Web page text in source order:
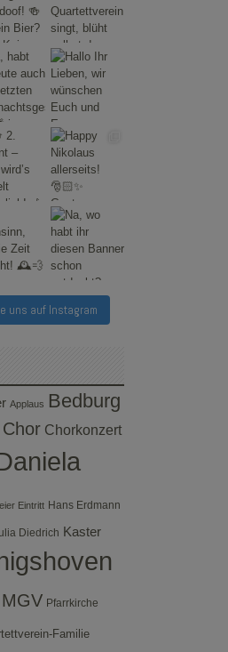
uns auf Instagram
Applaus Bedburg
Chor Chorkonzert
Eintritt Hans Erdmann
Diedrich Kaster
MGV Pfarrkirche
Familie